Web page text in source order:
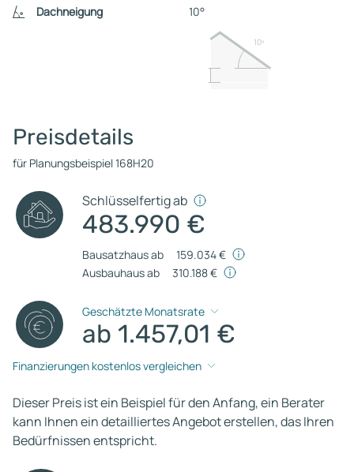
Dachneigung 10°
10º
Preisdetails
für Planungsbeispiel 168H20
Schlüsselfertig ab
483.990 €
Bausatzhaus ab
159.034 €
Ausbauhaus ab
310.188 €
Geschätzte Monatsrate
ab 1.457,01 €
Finanzierungen kostenlos vergleichen
Dieser Preis ist ein Beispiel für den Anfang, ein Berater
kann Ihnen ein detailliertes Angebot erstellen, das Ihren
Bedürfnissen entspricht.